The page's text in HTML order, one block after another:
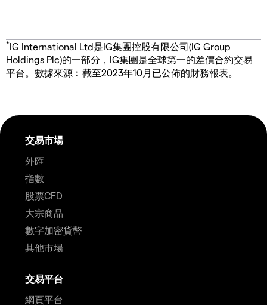
*IG International Ltd是IG集團控股有限公司(IG Group
Holdings Plc)的一部分，IG集團是全球第一的差價合約交易
平台。數據來源︰截至2023年10月已公佈的財務報表。
交易市場
外匯
指數
股票CFD
大宗商品
數字加密貨幣
其他市場
交易平台
網頁平台